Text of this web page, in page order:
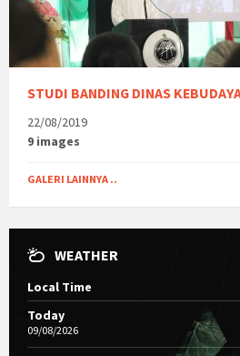
STUDI BANDING DINAS
22/08/2019
9 images
GALERI LAINNYA ..
WEATHER
Local Time
Today
09/08/2026